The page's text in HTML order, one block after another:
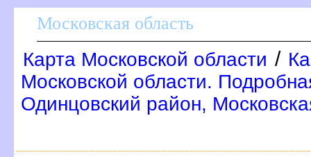
Московская область
Карта Московской области /
Московской области.
Одинцовский район,